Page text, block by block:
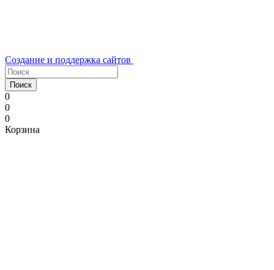
Создание и поддержка сайтов
Поиск
0
0
0
Корзина